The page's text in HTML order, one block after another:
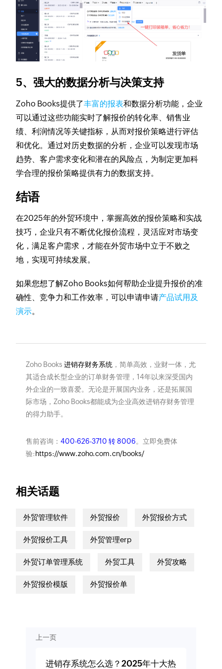
5、强大的数据分析与决策支持
Zoho Books提供了丰富的报表和数据分析功能，企业
可以通过这些功能实时了解报价的转化率、销售业
绩、利润情况等关键指标，从而对报价策略进行评估
和优化。通过对历史数据的分析，企业可以发现市场
趋势、客户需求变化和潜在的风险点，为制定更加科
学合理的报价策略提供有力的数据支持。
结语
在2025年的外贸环境中，掌握高效的报价策略和实战
技巧，企业只有不断优化报价流程，灵活应对市场变
化，满足客户需求，才能在外贸市场中立于不败之
地，实现可持续发展。
如果您想了解Zoho Books如何帮助企业提升报价的准
确性、竞争力和工作效率，可以申请申请产品试用及
演示。
Zoho Books 进销存财务系统，简单高效，业财一体，尤
其适合成长型企业的订单财务管理，14年以来深受国内
外企业的一致喜爱。无论是开展国内业务，还是拓展国
际市场，Zoho Books都能成为企业高效进销存财务管理
的得力助手。
售前咨询： 400-626-3710 转 8006。立即免费体
验: https://www.zoho.com.cn/books/
相关话题
外贸管理软件 外贸报价 外贸报价方式
外贸报价工具 外贸管理erp
外贸订单管理系统 外贸工具 外贸攻略
外贸报价模版 外贸报价单
上一页
进销存系统怎么选？2025年十大热